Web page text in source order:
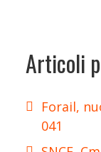
Articoli
Forail,
041